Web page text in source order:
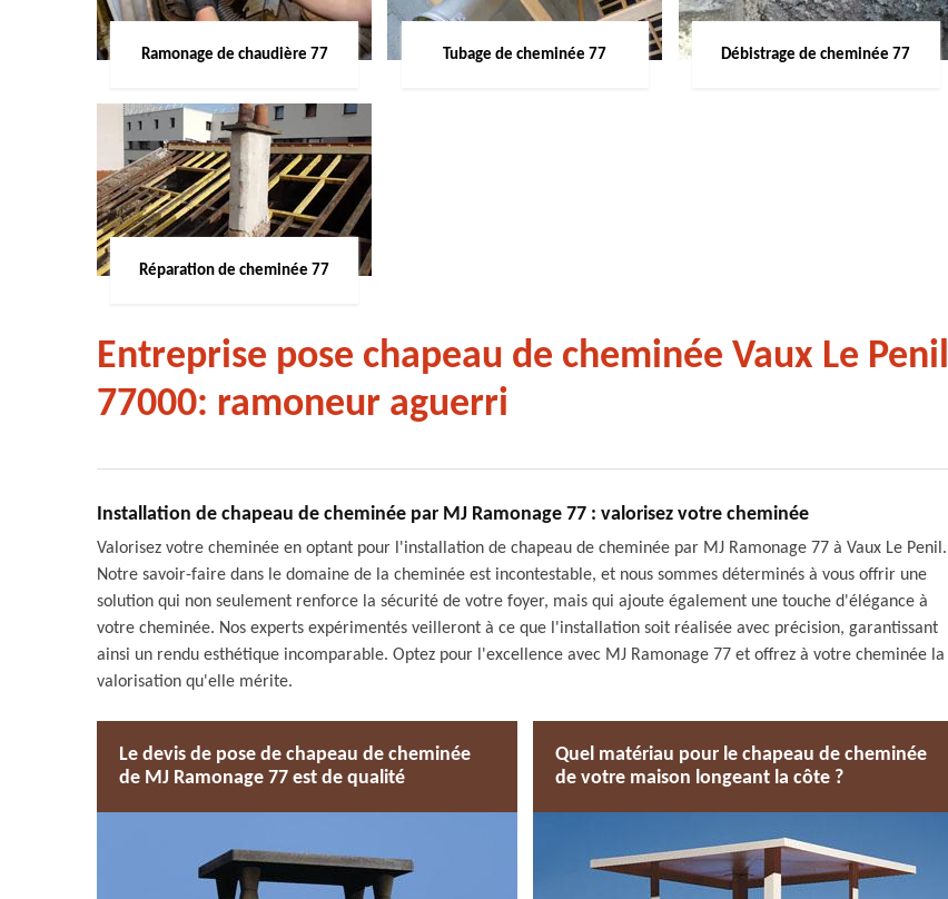
Ramonage de chaudière 77 Tubage de cheminée 77 Débistrage de cheminée 77
Réparation de cheminée 77
Entreprise pose chapeau de cheminée Vaux Le Penil
77000: ramoneur aguerri
Installation de chapeau de cheminée par MJ Ramonage 77 : valorisez votre cheminée
Valorisez votre cheminée en optant pour l'installation de chapeau de cheminée par MJ Ramonage 77 à Vaux Le Penil.
Notre savoir-faire dans le domaine de la cheminée est incontestable, et nous sommes déterminés à vous offrir une
solution qui non seulement renforce la sécurité de votre foyer, mais qui ajoute également une touche d'élégance à
votre cheminée. Nos experts expérimentés veilleront à ce que l'installation soit réalisée avec précision, garantissant
ainsi un rendu esthétique incomparable. Optez pour l'excellence avec MJ Ramonage 77 et offrez à votre cheminée la
valorisation qu'elle mérite.
Le devis de pose de chapeau de cheminée
de MJ Ramonage 77 est de qualité
Quel matériau pour le chapeau de cheminée
de votre maison longeant la côte ?